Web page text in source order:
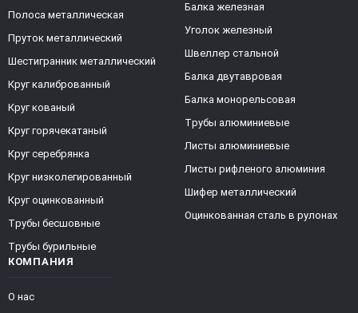
КОМПАНИЯ
О нас
Полоса металлическая
Пруток металлический
Шестигранник металлический
Круг калиброванный
Круг кованый
Круг горячекатаный
Круг серебрянка
Круг низколегированный
Круг оцинкованный
Трубы бесшовные
Трубы бурильные
Балка железная
Уголок железный
Швеллер стальной
Балка двутавровая
Балка монорельсовая
Трубы алюминиевые
Листы алюминиевые
Листы рифленого алюминия
Шифер металлический
Оцинкованная сталь в рулонах